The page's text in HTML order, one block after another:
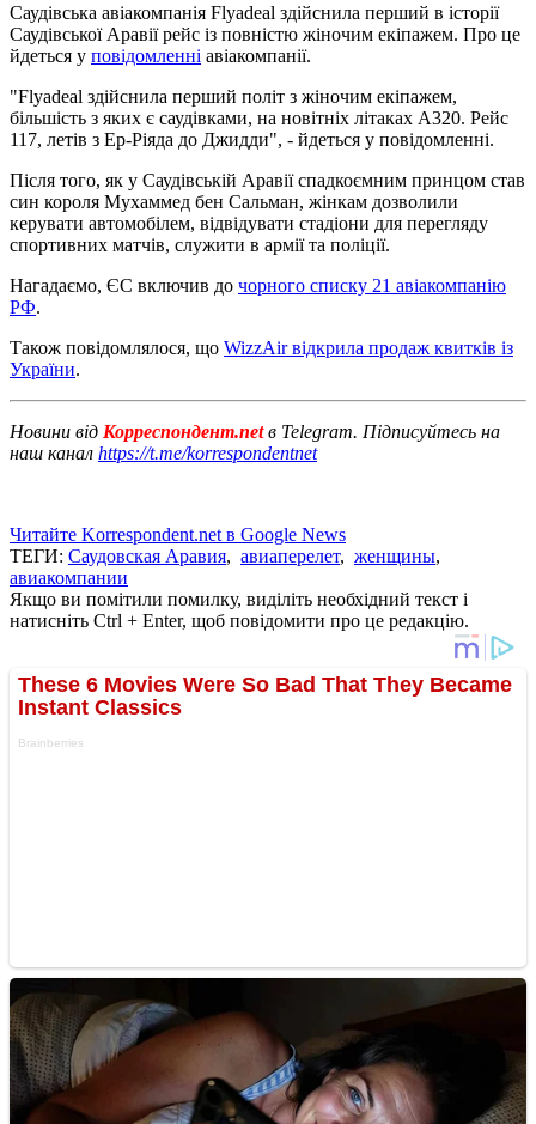
Саудівська авіакомпанія Flyadeal здійснила перший в історії
Саудівської Аравії рейс із повністю жіночим екіпажем. Про це
йдеться у повідомленні авіакомпанії.
"Flyadeal здійснила перший політ з жіночим екіпажем,
більшість з яких є саудівками, на новітніх літаках A320. Рейс
117, летів з Ер-Ріяда до Джидди", - йдеться у повідомленні.
Після того, як у Саудівській Аравії спадкоємним принцом став
син короля Мухаммед бен Сальман, жінкам дозволили
керувати автомобілем, відвідувати стадіони для перегляду
спортивних матчів, служити в армії та поліції.
Нагадаємо, ЄС включив до чорного списку 21 авіакомпанію
РФ.
Також повідомлялося, що WizzAir відкрила продаж квитків із
України.
Новини від Корреспондент.netв Telegram. Підписуйтесь на
наш канал https://t.me/korrespondentnet
Читайте Korrespondent.net в Google News
ТЕГИ: Саудовская Аравия, авиаперелет, женщины,
авиакомпании
Якщо ви помітили помилку, виділіть необхідний текст і
натисніть Ctrl + Enter, щоб повідомити про це редакцію.